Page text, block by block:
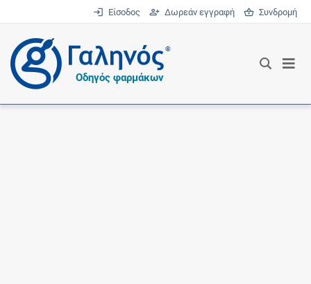
Είσοδος Δωρεάν εγγραφή Συνδρομή
®
Οδηγός φαρμάκων